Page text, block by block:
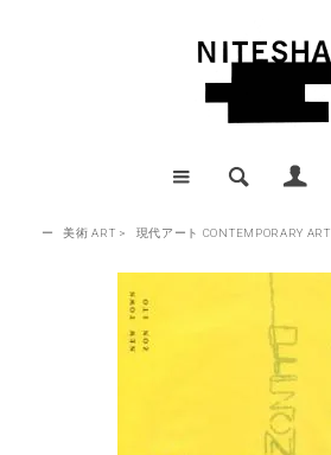
ー 美術 ART > 現代アート CONTEMPORARY ART